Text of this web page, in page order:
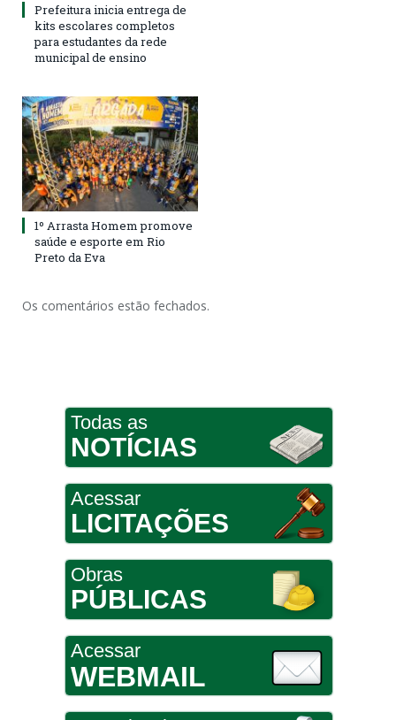
Prefeitura inicia entrega de
kits escolares completos
para estudantes da rede
municipal de ensino
1º Arrasta Homem promove
saúde e esporte em Rio
Preto da Eva
Os comentários estão fechados.
Todas as
NOTÍCIAS
Acessar
LICITAÇÕES
Obras
PÚBLICAS
Acessar
WEBMAIL